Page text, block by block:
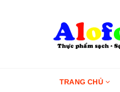
TRANG CHỦ